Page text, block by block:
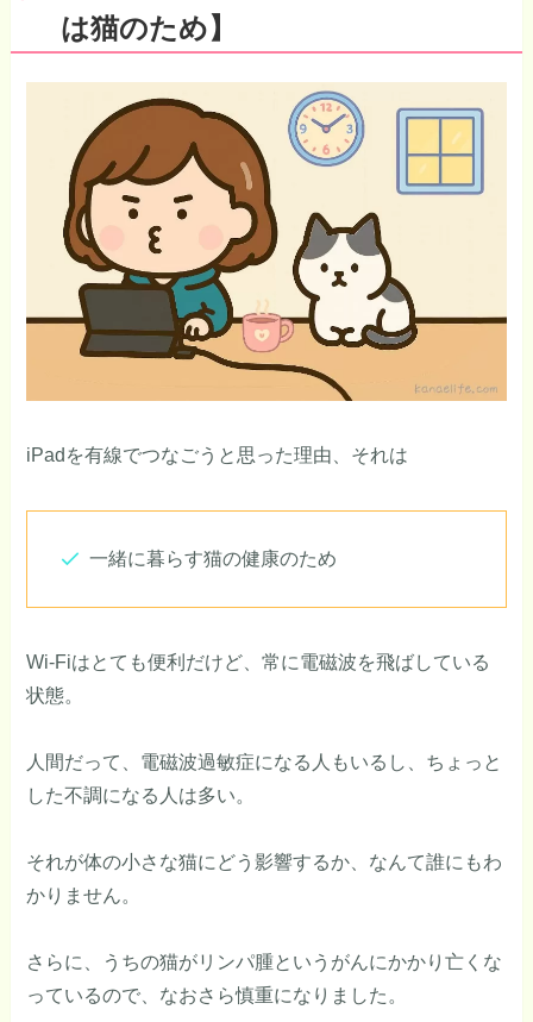
は猫のため】
iPadを有線でつなごうと思った理由、それは
一緒に暮らす猫の健康のため
Wi-Fiはとても便利だけど、常に電磁波を飛ばしている
状態。
人間だって、電磁波過敏症になる人もいるし、ちょっと
した不調になる人は多い。
それが体の小さな猫にどう影響するか、なんて誰にもわ
かりません。
さらに、うちの猫がリンパ腫というがんにかかり亡くな
っているので、なおさら慎重になりました。